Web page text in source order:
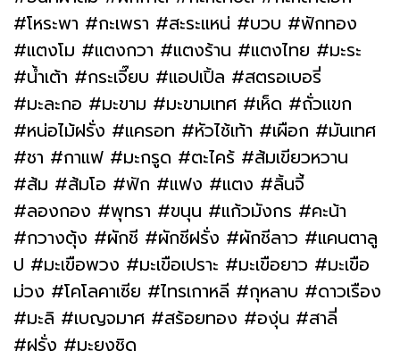
#โหระพา #กะเพรา #สะระแหน่ #บวบ #ฟักทอง
#แตงโม #แตงกวา #แตงร้าน #แตงไทย #มะระ
#น้ำเต้า #กระเจี๊ยบ #แอปเปิ้ล #สตรอเบอรี่
#มะละกอ #มะขาม #มะขามเทศ #เห็ด #ถั่วแขก
#หน่อไม้ฝรั่ง #แครอท #หัวไช้เท้า #เผือก #มันเทศ
#ชา #กาแฟ #มะกรูด #ตะไคร้ #ส้มเขียวหวาน
#ส้ม #ส้มโอ #ฟัก #แฟง #แตง #ลิ้นจี้
#ลองกอง #พุทรา #ขนุน #แก้วมังกร #คะน้า
#กวางตุ้ง #ผักชี #ผักชีฝรั่ง #ผักชีลาว #แคนตาลู
ป #มะเขือพวง #มะเขือเปราะ #มะเขือยาว #มะเขือ
ม่วง #โคโลคาเซีย #ไทรเกาหลี #กุหลาบ #ดาวเรือง
#มะลิ #เบญจมาศ #สร้อยทอง #องุ่น #สาลี่
#ฝรั่ง #มะยงชิด